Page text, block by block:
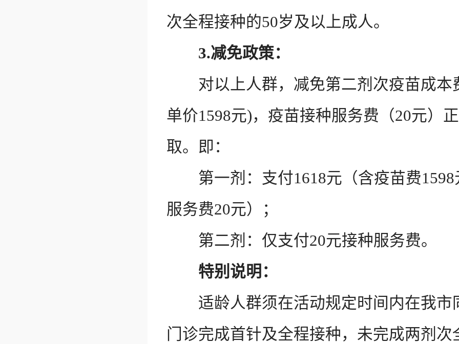
次全程接种的50岁及以上成人。
3.减免政策：
对以上人群，减免第二剂次疫苗成本
单价1598元)，疫苗接种服务费（20元）
取。即：
第一剂：支付1618元（含疫苗费1598
服务费20元）；
第二剂：仅支付20元接种服务费。
特别说明：
适龄人群须在活动规定时间内在我市
门诊完成首针及全程接种，未完成两剂次